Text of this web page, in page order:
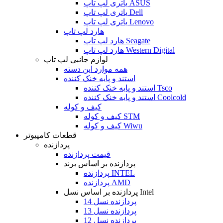
باتری لپ تاپ ASUS
باتری لپ تاپ Dell
باتری لپ تاپ Lenovo
هارد لپ تاپ
هارد لپ تاپ Seagate
هارد لپ تاپ Western Digital
لوازم جانبی لپ تاپ
همه موارد این دسته
استند و پایه خنک کننده
استند و پایه خنک کننده Tsco
استند و پایه خنک کننده Coolcold
کیف و کوله
کیف و کوله STM
کیف و کوله Wiwu
قطعات کامپیوتر
پردازنده
قیمت پردازنده
پردازنده بر اساس برند
پردازنده INTEL
پردازنده AMD
پردازنده بر اساس نسل Intel
پردازنده نسل 14
پردازنده نسل 13
پردازنده نسل 12